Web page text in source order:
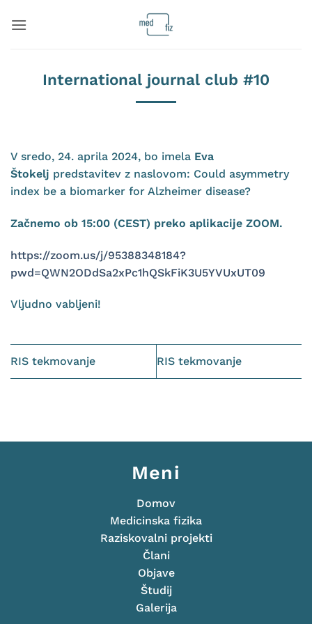
na
International journal club #10
V sredo, 24. aprila 2024, bo imela Eva
Štokelj predstavitev z naslovom: Could asymmetry
index be a biomarker for Alzheimer disease?
Začnemo ob 15:00 (CEST) preko aplikacije ZOOM.
https://zoom.us/j/95388348184?
pwd=QWN2ODdSa2xPc1hQSkFiK3U5YVUxUT09
Vljudno vabljeni!
RIS tekmovanje RIS tekmovanje
Meni
Domov
Medicinska fizika
Raziskovalni projekti
Člani
Objave
Študij
Galerija